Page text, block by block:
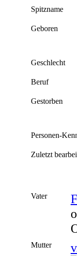
Spitzname
Geboren
Geschlecht
Beruf
Gestorben
Personen-
Zuletzt
Vater
Mutter